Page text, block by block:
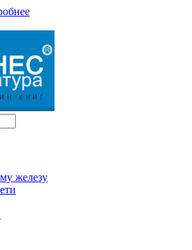
железу